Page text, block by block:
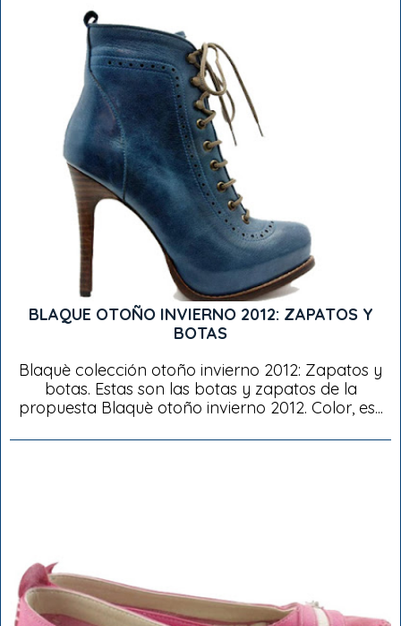
BLAQUE OTOÑO INVIERNO 2012: ZAPATOS Y
BOTAS
Blaquè colección otoño invierno 2012: Zapatos y
botas. Estas son las botas y zapatos de la
propuesta Blaquè otoño invierno 2012. Color, es...